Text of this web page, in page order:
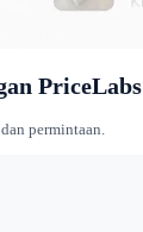
PriceLabs
permintaan.